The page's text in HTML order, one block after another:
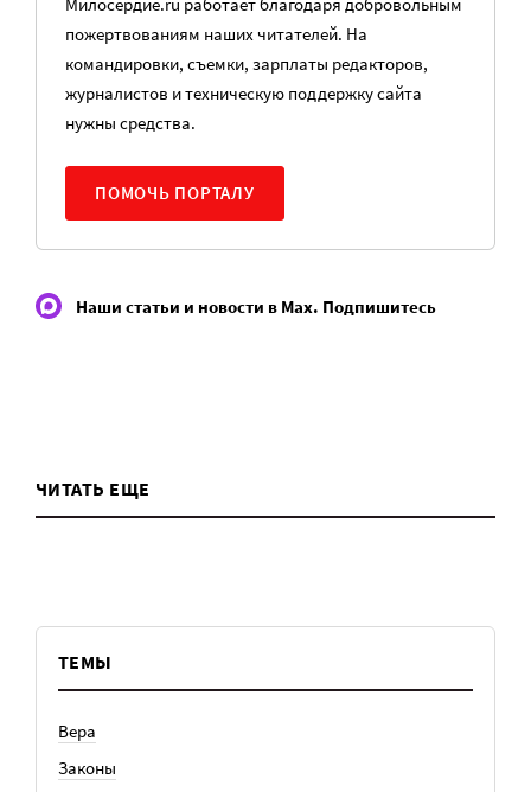
пожертвованиям наших читателей. На
командировки, съемки, зарплаты редакторов,
журналистов и техническую поддержку сайта
нужны средства.
ПОМОЧЬ ПОРТАЛУ
Наши статьи и новости в Max. Подпишитесь
ЧИТАТЬ ЕЩЕ
ТЕМЫ
Вера
Законы